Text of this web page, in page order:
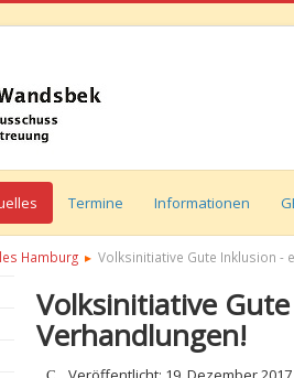
Termine Informationen
Hamburg Volksinitiative Gute Inklusion -
Volksinitiative
Verhandlungen!
Details